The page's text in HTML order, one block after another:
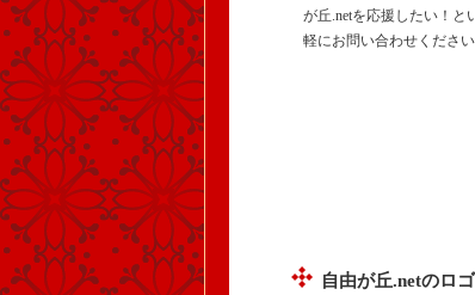
が丘.netを応援したい！と
軽にお問い合わせください
自由が丘.netのロ